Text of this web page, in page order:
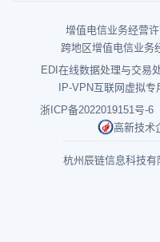
增值电信业务经营
跨地区增值电信业务
EDI在线数据处理与交易
IP-VPN互联网虚拟
浙ICP备2022019151号-6
高新技术
杭州辰链信息科技